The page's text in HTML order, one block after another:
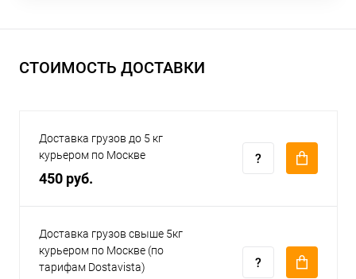
СТОИМОСТЬ ДОСТАВКИ
Доставка грузов до 5 кг
курьером по Москве
450 руб.
Доставка грузов свыше 5кг
курьером по Москве (по
тарифам Dostavista)